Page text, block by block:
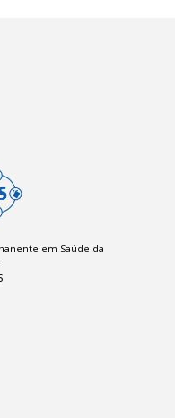
em Saúde da